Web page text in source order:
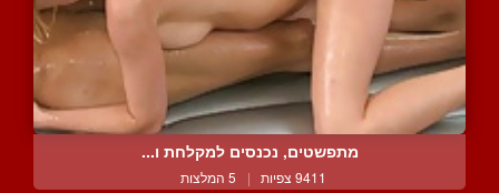
מתפשטים, נכנסים למקלחת ו...
9411 צפיות | 5 המלצות